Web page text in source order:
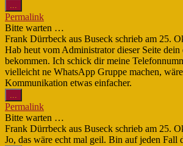
...
Metabox
ein-/ausblenden.
Permalink
Bitte warten …
Frank Dürrbeck aus Buseck schrieb am 25.
Hab heut vom Administrator dieser Seite dein
bekommen. Ich schick dir meine
vielleicht ne WhatsApp Gruppe machen,
Kommunikation etwas einfacher.
...
Metabox
ein-/ausblenden.
Permalink
Bitte warten …
Frank Dürrbeck aus Buseck schrieb am 25.
Jo, das wäre echt mal geil. Bin auf jeden Fall